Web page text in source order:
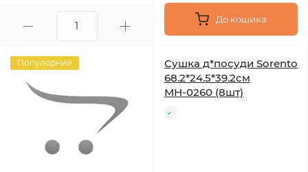
До кошика
Популярний
Сушка д*посуди Sorento
68.2*24.5*39.2см
МН-0260 (8шт)